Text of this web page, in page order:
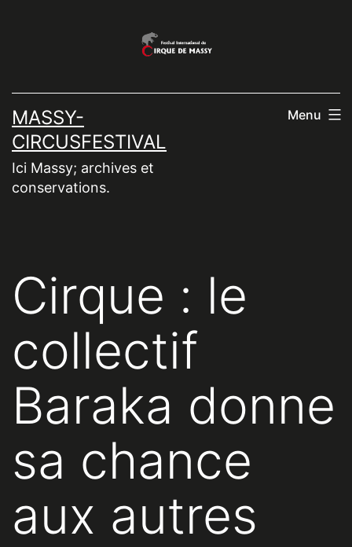
MASSY-
CIRCUSFESTIVAL
Ici Massy; archives et
conservations.
Menu
Cirque : le
collectif
Baraka donne
sa chance
aux autres